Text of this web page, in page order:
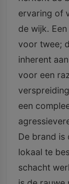
ervaring of
de wijk.
voor twee;
inherent
voor een
een
De brand is
lokaal te
schacht